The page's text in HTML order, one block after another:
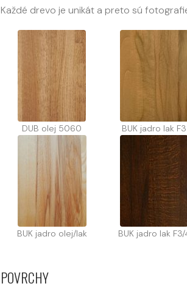
Každé drevo je unikát a preto sú
DUB olej 5060 BUK jadro lak F3
BUK jadro olej/lak BUK jadro lak
POVRCHY